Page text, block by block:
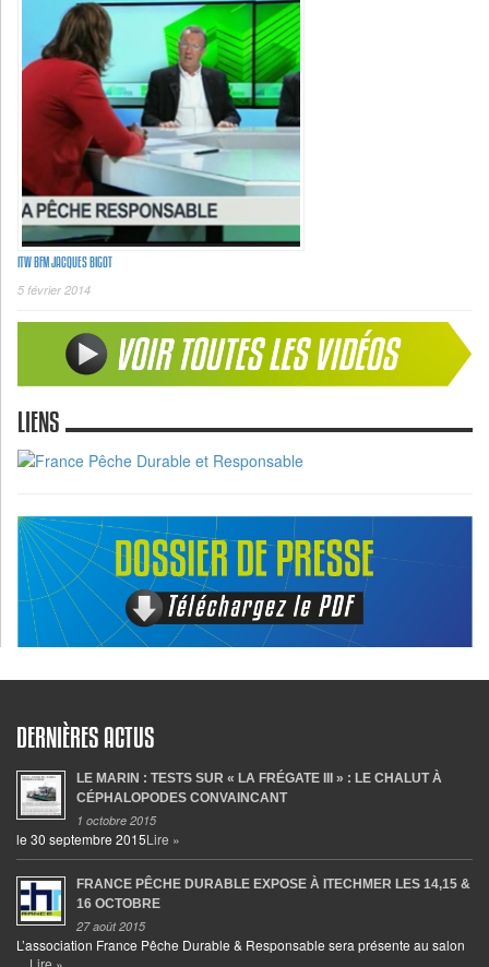
ITW BFM JACQUES BIGOT
5 février 2014
LIENS
DERNIÈRES ACTUS
LE MARIN : TESTS SUR « LA FRÉGATE III » : LE CHALUT À
CÉPHALOPODES CONVAINCANT
1 octobre 2015
le 30 septembre 2015Lire »
FRANCE PÊCHE DURABLE EXPOSE À ITECHMER LES 14,15 &
16 OCTOBRE
27 août 2015
L’association France Pêche Durable & Responsable sera présente au salon
…Lire »